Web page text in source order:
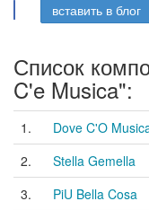
вставить в блог
Список
C'e Musica":
1.
Dove C'O
2.
Stella Gemella
3.
PiU Bella Cosa